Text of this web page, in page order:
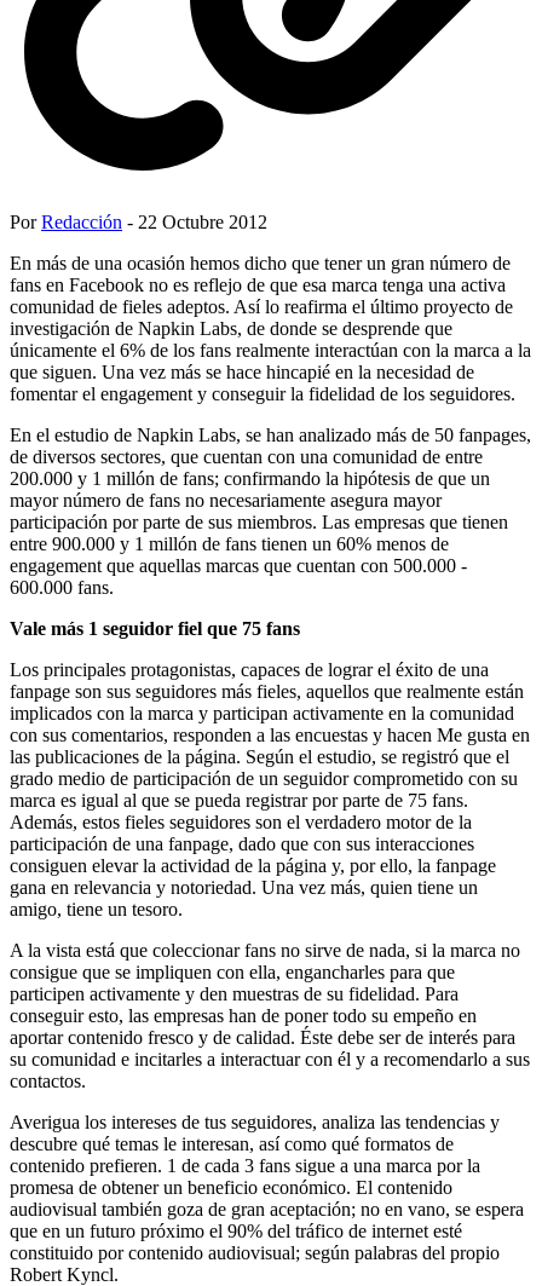
PorRedacción - 22 Octubre 2012
En más de una ocasión hemos dicho que tener un gran número de
fans en Facebook no es reflejo de que esa marca tenga una activa
comunidad de fieles adeptos. Así lo reafirma el último proyecto de
investigación de Napkin Labs, de donde se desprende que
únicamente el 6% de los fans realmente interactúan con la marca a la
que siguen. Una vez más se hace hincapié en la necesidad de
fomentar el engagement y conseguir la fidelidad de los seguidores.
En el estudio de Napkin Labs, se han analizado más de 50 fanpages,
de diversos sectores, que cuentan con una comunidad de entre
200.000 y 1 millón de fans; confirmando la hipótesis de que un
mayor número de fans no necesariamente asegura mayor
participación por parte de sus miembros. Las empresas que tienen
entre 900.000 y 1 millón de fans tienen un 60% menos de
engagement que aquellas marcas que cuentan con 500.000 -
600.000 fans.
Vale más 1 seguidor fiel que 75 fans
Los principales protagonistas, capaces de lograr el éxito de una
fanpage son sus seguidores más fieles, aquellos que realmente están
implicados con la marca y participan activamente en la comunidad
con sus comentarios, responden a las encuestas y hacen Me gusta en
las publicaciones de la página. Según el estudio, se registró que el
grado medio de participación de un seguidor comprometido con su
marca es igual al que se pueda registrar por parte de 75 fans.
Además, estos fieles seguidores son el verdadero motor de la
participación de una fanpage, dado que con sus interacciones
consiguen elevar la actividad de la página y, por ello, la fanpage
gana en relevancia y notoriedad. Una vez más, quien tiene un
amigo, tiene un tesoro.
A la vista está que coleccionar fans no sirve de nada, si la marca no
consigue que se impliquen con ella, engancharles para que
participen activamente y den muestras de su fidelidad. Para
conseguir esto, las empresas han de poner todo su empeño en
aportar contenido fresco y de calidad. Éste debe ser de interés para
su comunidad e incitarles a interactuar con él y a recomendarlo a sus
contactos.
Averigua los intereses de tus seguidores, analiza las tendencias y
descubre qué temas le interesan, así como qué formatos de
contenido prefieren. 1 de cada 3 fans sigue a una marca por la
promesa de obtener un beneficio económico. El contenido
audiovisual también goza de gran aceptación; no en vano, se espera
que en un futuro próximo el 90% del tráfico de internet esté
constituido por contenido audiovisual; según palabras del propio
Robert Kyncl.